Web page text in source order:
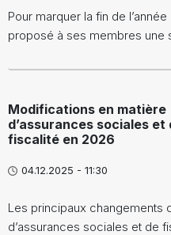
Pour marquer la fin de
proposé à ses membres une
Modifications en matière
d’assurances sociales et
fiscalité en 2026
04.12.2025 - 11:30
Les principaux changements
d’assurances sociales et de